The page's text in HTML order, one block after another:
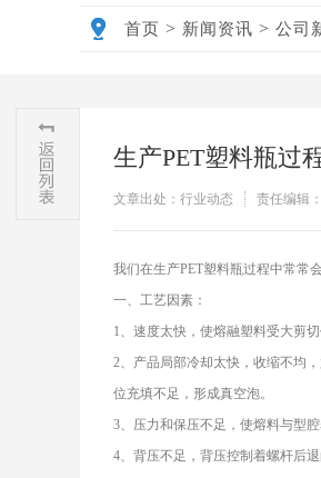
首页 > 新闻资讯 > 公司
生产PET塑料瓶过
文章出处：行业动态 责任编辑
我们在生产PET塑料瓶过程中常常
一、工艺因素：
1、速度太快，使熔融塑料受大剪
2、产品局部冷却太快，收缩不均
位充填不足，形成真空泡。
3、压力和保压不足，使熔料与型
4、背压不足，背压控制着螺杆后